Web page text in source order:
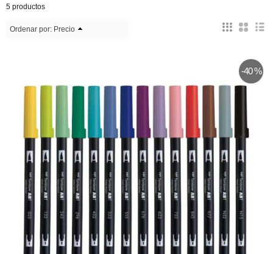
5 productos
Ordenar por: Precio
-40 %